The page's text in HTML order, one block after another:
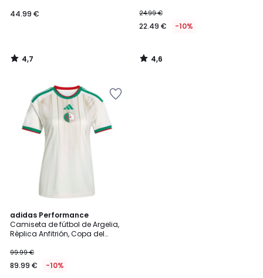
44.99 €
4,7
/
24.99 €
22.49 € -10%
4,6
/
adidas Performance
Camiseta de fútbol de Argelia,
Rèplica Anfitrión, Copa del
99.99 €
89.99 € -10%
5
/
5